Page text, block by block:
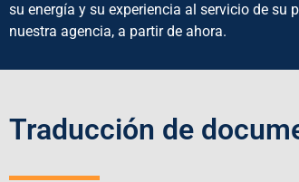
su energía y su experiencia al servicio de su
nuestra agencia, a partir de ahora.
Traducción de